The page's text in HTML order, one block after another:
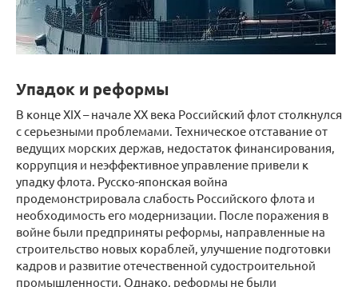
Упадок и реформы
В конце XIX – начале XX века Российский флот столкнулся
с серьезными проблемами. Техническое отставание от
ведущих морских держав, недостаток финансирования,
коррупция и неэффективное управление привели к
упадку флота. Русско-японская война
продемонстрировала слабость Российского флота и
необходимость его модернизации. После поражения в
войне были предприняты реформы, направленные на
строительство новых кораблей, улучшение подготовки
кадров и развитие отечественной судостроительной
промышленности. Однако, реформы не были